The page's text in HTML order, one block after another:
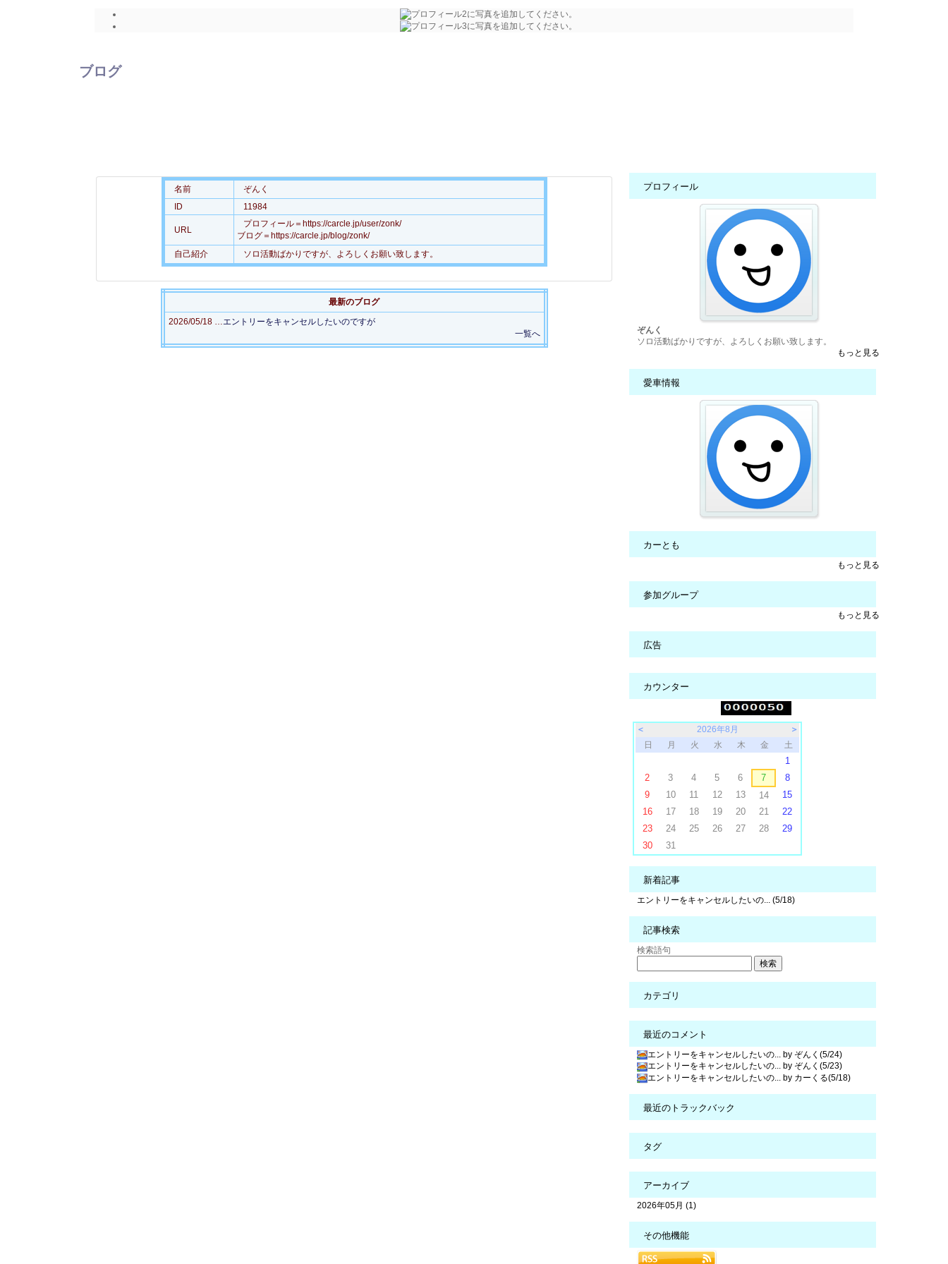
ブログ
名前
ぞんく
ID
11984
URL
プロフィール＝https://carcle.jp/user/zonk/
ブログ＝https://carcle.jp/blog/zonk/
自己紹介
ソロ活動ばかりですが、よろしくお願い致します。
最新のブログ
2026/05/18 …エントリーをキャンセルしたいのですが
一覧へ
プロフィール
ぞんく
ソロ活動ばかりですが、よろしくお願い致します。
もっと見る
愛車情報
カーとも
もっと見る
参加グループ
もっと見る
広告
カウンター
＜ 2026年8月
＞
日
月 火 水 木 金 土
1
2
3 4 5 6 7
8
9
10 11 12 13 14
15
16
17 18 19 20 21
22
23
24 25 26 27 28
29
30
31
新着記事
エントリーをキャンセルしたいの... (5/18)
記事検索
検索語句
カテゴリ
最近のコメント
エントリーをキャンセルしたいの... by ぞんく(5/24)
エントリーをキャンセルしたいの... by ぞんく(5/23)
エントリーをキャンセルしたいの... by カーくる(5/18)
最近のトラックバック
タグ
アーカイブ
2026年05月 (1)
その他機能